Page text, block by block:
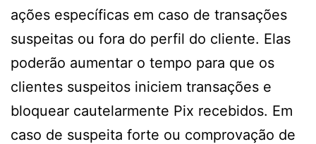
ações específicas em caso de transações
suspeitas ou fora do perfil do cliente. Elas
poderão aumentar o tempo para que os
clientes suspeitos iniciem transações e
bloquear cautelarmente Pix recebidos. Em
caso de suspeita forte ou comprovação de